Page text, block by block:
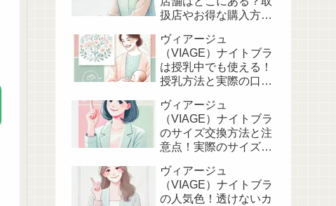
扱店やお得な購入方法
ヴィアージュ
（VIAGE）ナイトブラ
は授乳中でも使える！
授乳方法と実際の口コ
ヴィアージュ
（VIAGE）ナイトブラ
のサイズ交換方法と注
意点！実際のサイズ選
ヴィアージュ
（VIAGE）ナイトブラ
の人気色！透けないカ